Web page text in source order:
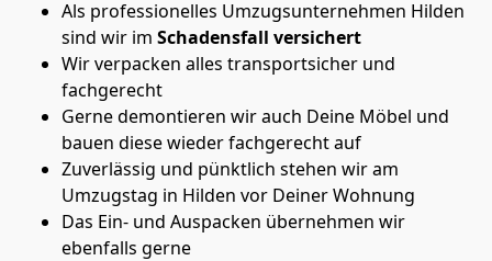
Als professionelles Umzugsunternehmen Hilden
sind wir im Schadensfall versichert
Wir verpacken alles transportsicher und
fachgerecht
Gerne demontieren wir auch Deine Möbel und
bauen diese wieder fachgerecht auf
Zuverlässig und pünktlich stehen wir am
Umzugstag in Hilden vor Deiner Wohnung
Das Ein- und Auspacken übernehmen wir
ebenfalls gerne